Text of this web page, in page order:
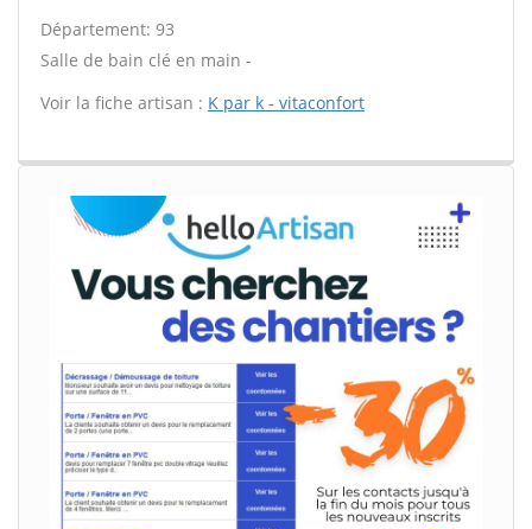
Département: 93
Salle de bain clé en main -
Voir la fiche artisan : K par k - vitaconfort